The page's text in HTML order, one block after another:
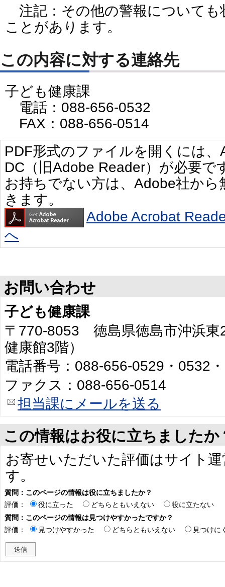
注記：その他の警報についても
ことがあります。
この内容に対する連絡先
子ども健康課
電話：088-656-0532
FAX：088-656-0514
PDF形式のファイルを開くには
DC（旧Adobe Reader）が必要で
お持ちでない方は、Adobe社か
きます。
Adobe Acrobat
へ
お問い合わせ
子ども健康課
〒770-8053 徳島県徳島市沖浜東
健康館3階）
電話番号：088-656-0529・0532
ファクス：088-656-0514
担当課にメールを送る
この情報はお役に立ちましたか
お寄せいただいた評価はサイト
す。
質問：このページの情報は役に立ちましたか？
評価：
役に立った どちらともいえない
役に立たない
質問：このページの情報は見つけやすかったですか？
評価：
見つけやすかった どちらともいえない 見つけに